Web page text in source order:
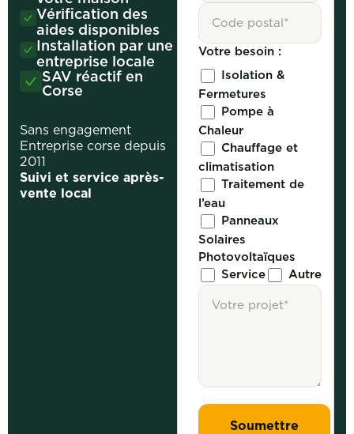
Vérification des
aides disponibles
Installation par une
entreprise locale
SAV réactif en
Corse
Sans engagement
Entreprise corse depuis
2011
Suivi et service après-
vente local
Votre besoin :
Isolation &
Fermetures
Pompe à
Chaleur
Chauffage et
climatisation
Traitement de
l’eau
Panneaux
Solaires
Photovoltaïques
Service
Autre